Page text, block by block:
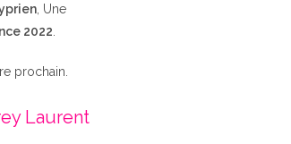
, Une
2022
prochain.
Laurent